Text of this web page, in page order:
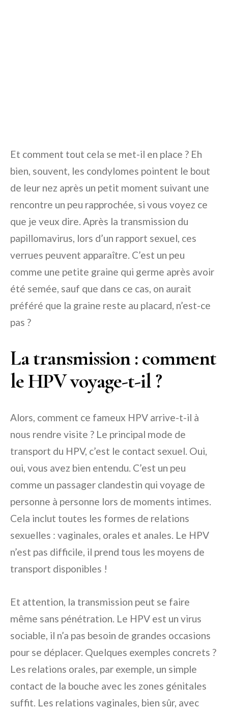
Et comment tout cela se met-il en place ? Eh
bien, souvent, les condylomes pointent le bout
de leur nez après un petit moment suivant une
rencontre un peu rapprochée, si vous voyez ce
que je veux dire. Après la transmission du
papillomavirus, lors d’un rapport sexuel, ces
verrues peuvent apparaître. C’est un peu
comme une petite graine qui germe après avoir
été semée, sauf que dans ce cas, on aurait
préféré que la graine reste au placard, n’est-ce
pas ?
La transmission : comment
le HPV voyage-t-il ?
Alors, comment ce fameux HPV arrive-t-il à
nous rendre visite ? Le principal mode de
transport du HPV, c’est le contact sexuel. Oui,
oui, vous avez bien entendu. C’est un peu
comme un passager clandestin qui voyage de
personne à personne lors de moments intimes.
Cela inclut toutes les formes de relations
sexuelles : vaginales, orales et anales. Le HPV
n’est pas difficile, il prend tous les moyens de
transport disponibles !
Et attention, la transmission peut se faire
même sans pénétration. Le HPV est un virus
sociable, il n’a pas besoin de grandes occasions
pour se déplacer. Quelques exemples concrets ?
Les relations orales, par exemple, un simple
contact de la bouche avec les zones génitales
suffit. Les relations vaginales, bien sûr, avec